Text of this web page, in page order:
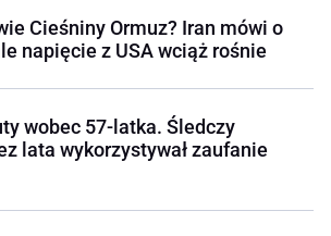
Cieśniny Ormuz? Iran mówi o
napięcie z USA wciąż rośnie
wobec 57-latka. Śledczy
lata wykorzystywał zaufanie